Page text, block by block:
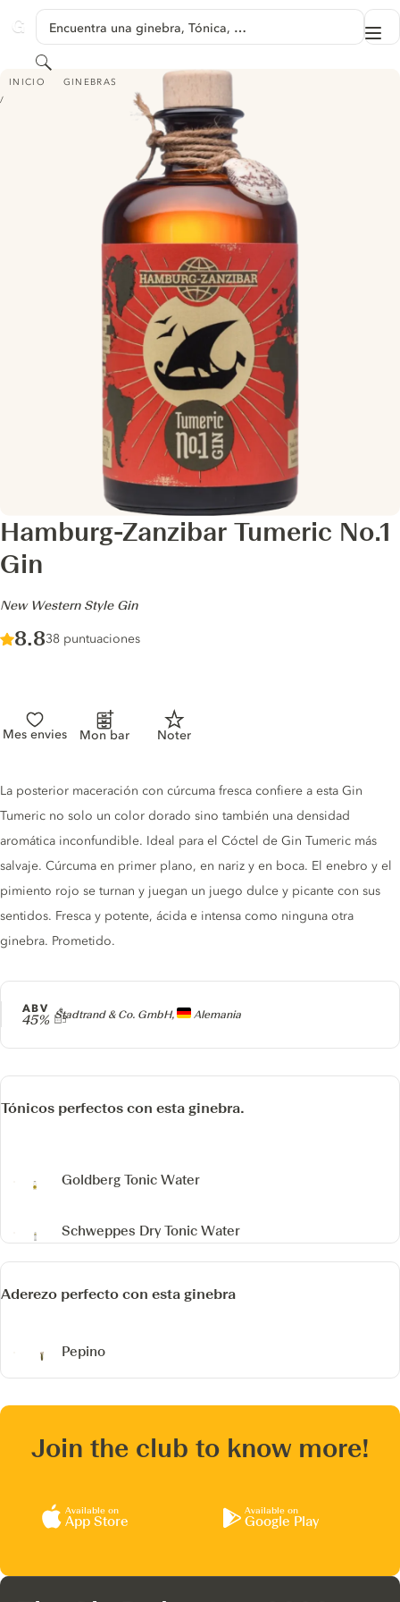
GINVENTORY
Encuentra una ginebra, Tónica, …
Buscar
INICIO GINEBRAS
HAMBURG-ZANZIBAR TUMERIC NO.1 GIN - NEW WESTERN STYLE GIN
Hamburg-Zanzibar Tumeric No.1
Gin
-
New Western Style Gin
Score :
8.8/ 10
38 puntuaciones
Mes envies Mon bar Noter
Producer
Stadtrand & Co. GmbH, Alemania
ABV
45%
Gin description
La posterior maceración con cúrcuma fresca confiere a esta Gin
Tumeric no solo un color dorado sino también una densidad
aromática inconfundible. Ideal para el Cóctel de Gin Tumeric más
salvaje. Cúrcuma en primer plano, en nariz y en boca. El enebro y el
pimiento rojo se turnan y juegan un juego dulce y picante con sus
sentidos. Fresca y potente, ácida e intensa como ninguna otra
ginebra. Prometido.
Tónicos perfectos con esta ginebra.
Goldberg Tonic Water
Schweppes Dry Tonic Water
Aderezo perfecto con esta ginebra
Pepino
Join the club to know more!
Available on
App Store
Available on
Google Play